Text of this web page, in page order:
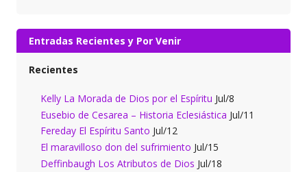
Entradas Recientes y Por Venir
Recientes
Kelly La Morada de Dios por el Espíritu Jul/8
Eusebio de Cesarea – Historia Eclesiástica Jul/11
Fereday El Espíritu Santo Jul/12
El maravilloso don del sufrimiento Jul/15
Deffinbaugh Los Atributos de Dios Jul/18